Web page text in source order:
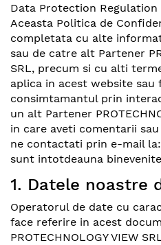
Data Protection Regulation
Aceasta Politica de
completata cu alte
sau de catre alt Partener
SRL, precum si cu alti
aplica in acest website
consimtamantul prin
un alt Partener
in care aveti comentarii
ne contactati prin e-mail la:
sunt intotdeauna
1. Datele noastre
Operatorul de date cu
face referire in acest
PROTECHNOLOGY VIEW